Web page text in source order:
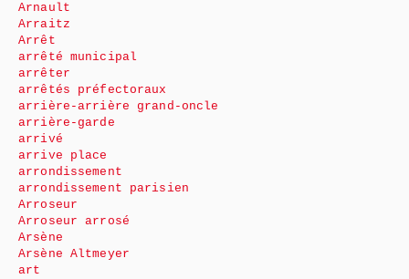
Arnault
Arraitz
Arrêt
arrêté municipal
arrêter
arrêtés préfectoraux
arrière-arrière grand-oncle
arrière-garde
arrivé
arrive place
arrondissement
arrondissement parisien
Arroseur
Arroseur arrosé
Arsène
Arsène Altmeyer
art